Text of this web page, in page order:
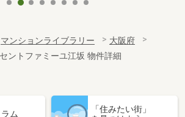
マンションライブラリー
大阪府
セントファミーユ江坂 物件詳細
ム
「住みたい街」